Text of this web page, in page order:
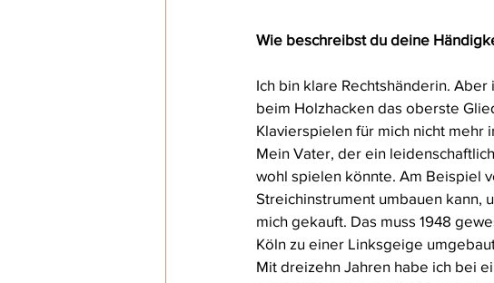
Wie beschreibst du deine
Ich bin klare Rechtshänderin.
beim Holzhacken das oberste
Klavierspielen für mich nicht mehr
Mein Vater, der ein
wohl spielen könnte. Am Beispiel
Streichinstrument umbauen kann,
mich gekauft. Das muss 1948
Köln zu einer Linksgeige
Mit dreizehn Jahren habe ich bei